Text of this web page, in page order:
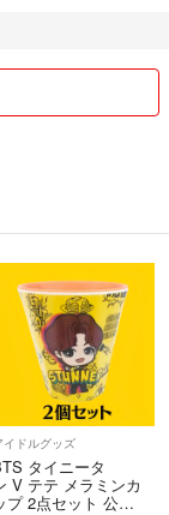
イドルグッズ
タイニータ
V テテ メラミンカ
プ 2点セット 公